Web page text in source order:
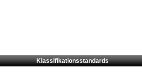
Klassifikationsstandards